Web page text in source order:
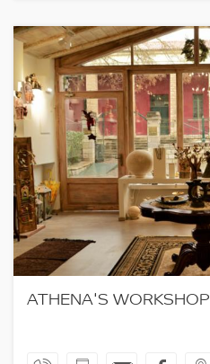
ATHENA'S WORKSHOP